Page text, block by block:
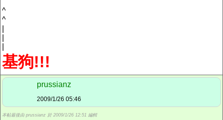
^
^
基狗!!!
prussianz
2009/1/26 05:46
本帖最後由 prussianz 於 2009/1/26 12:51 編輯